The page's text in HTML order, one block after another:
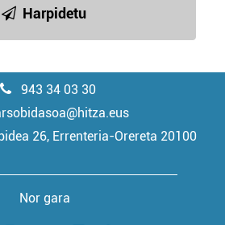
Harpidetu
943 34 03 30
26, Errenteria-Orereta 20100
Nor gara